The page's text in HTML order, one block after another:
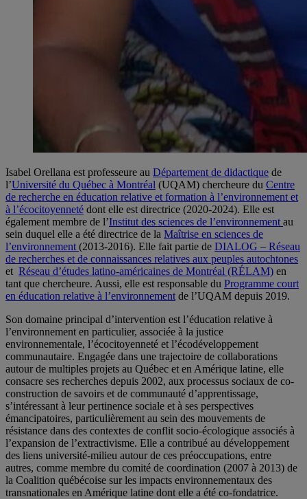
Isabel Orellana est professeure au Département de didactique de
l’Université du Québec à Montréal (UQAM) chercheure du Centre
de recherche en éducation relative et formation à l’environnement et
à l’écocitoyenneté dont elle est directrice (2020-2024). Elle est
également membre de l’Institut des sciences de l’environnement au
sein duquel elle a été directrice de la Maîtrise en sciences de
l’environnement (2013-2016). Elle fait partie de DIALOG – Réseau
de recherches et de connaissances relatives aux peuples autochtones
et Réseau d’études latino-américaines de Montréal (RÉLAM) en
tant que chercheure. Aussi, elle est responsable du Programme court
en éducation relative à l’environnement de l’UQAM depuis 2019.
Son domaine principal d’intervention est l’éducation relative à
l’environnement en particulier, associée à la justice
environnementale, l’écocitoyenneté et l’écodéveloppement
communautaire. Engagée dans une trajectoire de collaborations
autour de multiples projets au Québec et en Amérique latine, elle
consacre ses recherches depuis 2002, aux processus sociaux de co-
construction de savoirs et de communauté d’apprentissage,
s’intéressant à leur pertinence sociale et à ses perspectives
émancipatoires, particulièrement au sein des mouvements de
résistance dans des contextes de conflit socio-écologique associés à
l’expansion de l’extractivisme. Elle a contribué au développement
des liens université-milieu autour de ces préoccupations, entre
autres, comme membre du comité de coordination (2007 à 2013) de
la Coalition québécoise sur les impacts environnementaux des
transnationales en Amérique latine dont elle a été co-fondatrice.